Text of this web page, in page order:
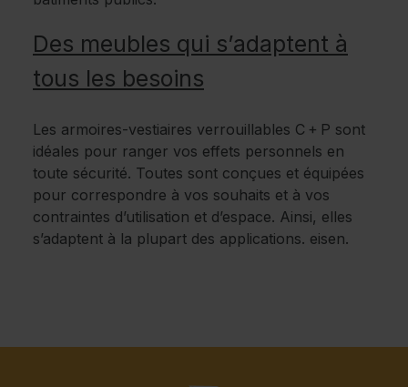
Des meubles qui s’adaptent à
tous les besoins
Les armoires-vestiaires verrouillables C + P sont
idéales pour ranger vos effets personnels en
toute sécurité. Toutes sont conçues et équipées
pour correspondre à vos souhaits et à vos
contraintes d’utilisation et d’espace. Ainsi, elles
s’adaptent à la plupart des applications. eisen.